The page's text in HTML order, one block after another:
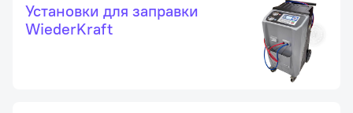
Установки для заправки
WiederKraft